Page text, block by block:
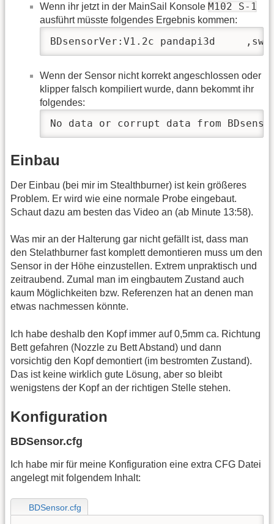
Wenn ihr jetzt in der MainSail Konsole M102 S-1
ausführt müsste folgendes Ergebnis kommen:
BDsensorVer:V1.2c pandapi3d
Wenn der Sensor nicht korrekt angeschlossen oder
klipper falsch kompiliert wurde, dann bekommt ihr
folgendes:
No data or corrupt data from
Einbau
Der Einbau (bei mir im Stealthburner) ist kein größeres
Problem. Er wird wie eine normale Probe eingebaut.
Schaut dazu am besten das Video an (ab Minute 13:58).
Was mir an der Halterung gar nicht gefällt ist, dass man
den Stelathburner fast komplett demontieren muss um den
Sensor in der Höhe einzustellen. Extrem unpraktisch und
zeitraubend. Zumal man im eingbautem Zustand auch
kaum Möglichkeiten bzw. Referenzen hat an denen man
etwas nachmessen könnte.
Ich habe deshalb den Kopf immer auf 0,5mm ca. Richtung
Bett gefahren (Nozzle zu Bett Abstand) und dann
vorsichtig den Kopf demontiert (im bestromten Zustand).
Das ist keine wirklich gute Lösung, aber so bleibt
wenigstens der Kopf an der richtigen Stelle stehen.
Konfiguration
BDSensor.cfg
Ich habe mir für meine Konfiguration eine extra CFG Datei
angelegt mit folgendem Inhalt:
BDSensor.cfg